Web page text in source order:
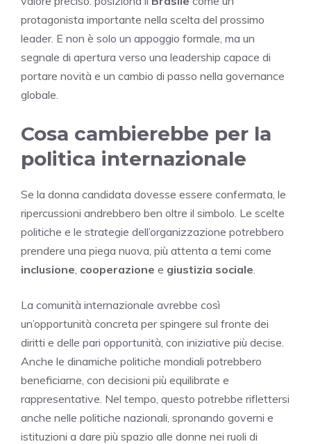
protagonista importante nella scelta del prossimo
leader. E non è solo un appoggio formale, ma un
segnale di apertura verso una leadership capace di
portare novità e un cambio di passo nella governance
globale.
Cosa cambierebbe per la
politica internazionale
Se la donna candidata dovesse essere confermata, le
ripercussioni andrebbero ben oltre il simbolo. Le scelte
politiche e le strategie dell’organizzazione potrebbero
prendere una piega nuova, più attenta a temi come
inclusione cooperazione e giustizia sociale
La comunità internazionale avrebbe così
un’opportunità concreta per spingere sul fronte dei
diritti e delle pari opportunità, con iniziative più decise.
Anche le dinamiche politiche mondiali potrebbero
beneficiarne, con decisioni più equilibrate e
rappresentative. Nel tempo, questo potrebbe riflettersi
anche nelle politiche nazionali, spronando governi e
istituzioni a dare più spazio alle donne nei ruoli di